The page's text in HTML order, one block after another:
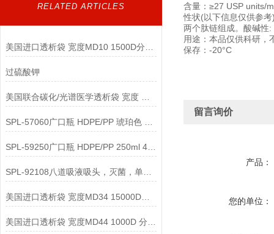
RELATED ARTICLES
过硫酸钾
SPL-59250广口瓶 HDPE/PP 250ml 4000g说明
SPL-92108八道吸液吸头，灭菌，单独包装说明
美国进口透析袋 宽度MD34 15000D分子量5.0米/卷 238元
含量：≥27 USP units/
性状(以下信息仅供参
两个肽链组成。酸碱性
用途：本品仅供科研，
保存：-20°C
留言询价
产品：
您的单位：